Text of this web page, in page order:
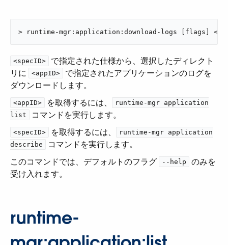
> runtime-mgr:application:download-logs [flags]
<specID>
​ で指定された仕様から、選択したディレクト
リに ​
<appID>
​ で指定されたアプリケーションのログを
ダウンロードします。
<appID> ​ を取得するには、​
runtime-mgr application
list
​ コマンドを実行します。
<specID> ​ を取得するには、​
runtime-mgr application
describe
​ コマンドを実行します。
このコマンドでは、デフォルトのフラグ ​
--help
​ のみを
受け入れます。
runtime-